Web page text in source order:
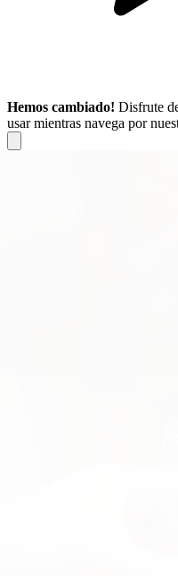
Hemos cambiado! Disfrute
usar mientras navega por